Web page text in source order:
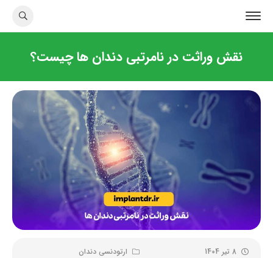
نقش وراثت در نامرتبی دندان ها چیست؟
8 تیر 1404
ارتودنسی دندان